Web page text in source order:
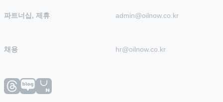
파트너십, 제휴 admin@oilnow.co.kr
채용 hr@oilnow.co.kr